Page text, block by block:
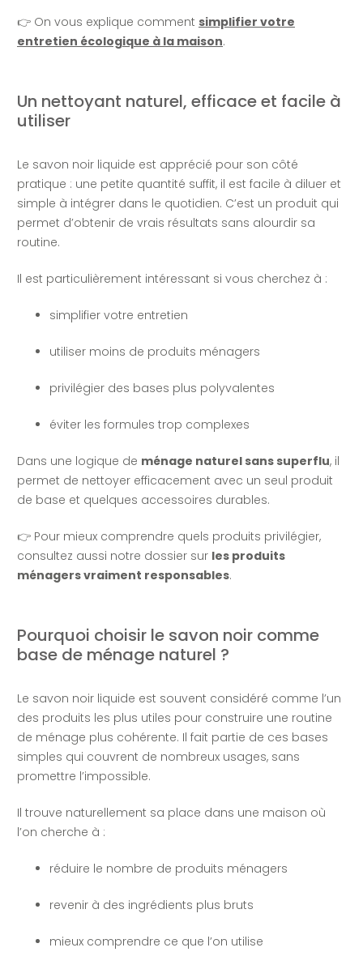
👉 On vous explique comment simplifier votre
entretien écologique à la maison.
Un nettoyant naturel, efficace et facile à
utiliser
Le savon noir liquide est apprécié pour son côté
pratique : une petite quantité suffit, il est facile à diluer et
simple à intégrer dans le quotidien. C’est un produit qui
permet d’obtenir de vrais résultats sans alourdir sa
routine.
Il est particulièrement intéressant si vous cherchez à :
simplifier votre entretien
utiliser moins de produits ménagers
privilégier des bases plus polyvalentes
éviter les formules trop complexes
Dans une logique de ménage naturel sans superflu, il
permet de nettoyer efficacement avec un seul produit
de base et quelques accessoires durables.
👉 Pour mieux comprendre quels produits privilégier,
consultez aussi notre dossier sur les produits
ménagers vraiment responsables.
Pourquoi choisir le savon noir comme
base de ménage naturel ?
Le savon noir liquide est souvent considéré comme l’un
des produits les plus utiles pour construire une routine
de ménage plus cohérente. Il fait partie de ces bases
simples qui couvrent de nombreux usages, sans
promettre l’impossible.
Il trouve naturellement sa place dans une maison où
l’on cherche à :
réduire le nombre de produits ménagers
revenir à des ingrédients plus bruts
mieux comprendre ce que l’on utilise